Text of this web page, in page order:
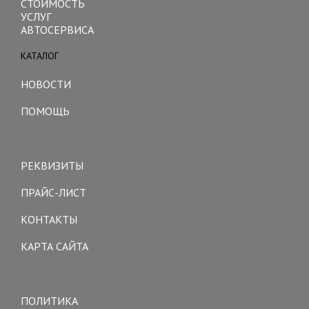
СТОИМОСТЬ
УСЛУГ
АВТОСЕРВИСА
КАТАЛОГ
НОВОСТИ
ПОМОЩЬ
РЕКВИЗИТЫ
ПРАЙС-ЛИСТ
КОНТАКТЫ
КАРТА САЙТА
ПОЛИТИКА